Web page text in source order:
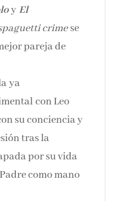
yEl
crimese
pareja de
ya
con Leo
su conciencia y
tras la
por su vida
como mano